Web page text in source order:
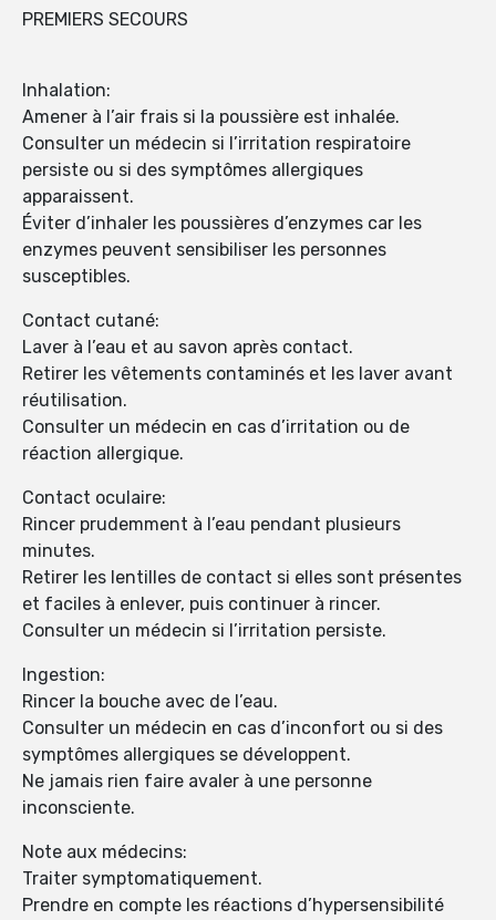
PREMIERS SECOURS
Inhalation:
Amener à l’air frais si la poussière est inhalée.
Consulter un médecin si l’irritation respiratoire
persiste ou si des symptômes allergiques
apparaissent.
Éviter d’inhaler les poussières d’enzymes car les
enzymes peuvent sensibiliser les personnes
susceptibles.
Contact cutané:
Laver à l’eau et au savon après contact.
Retirer les vêtements contaminés et les laver avant
réutilisation.
Consulter un médecin en cas d’irritation ou de
réaction allergique.
Contact oculaire:
Rincer prudemment à l’eau pendant plusieurs
minutes.
Retirer les lentilles de contact si elles sont présentes
et faciles à enlever, puis continuer à rincer.
Consulter un médecin si l’irritation persiste.
Ingestion:
Rincer la bouche avec de l’eau.
Consulter un médecin en cas d’inconfort ou si des
symptômes allergiques se développent.
Ne jamais rien faire avaler à une personne
inconsciente.
Note aux médecins:
Traiter symptomatiquement.
Prendre en compte les réactions d’hypersensibilité